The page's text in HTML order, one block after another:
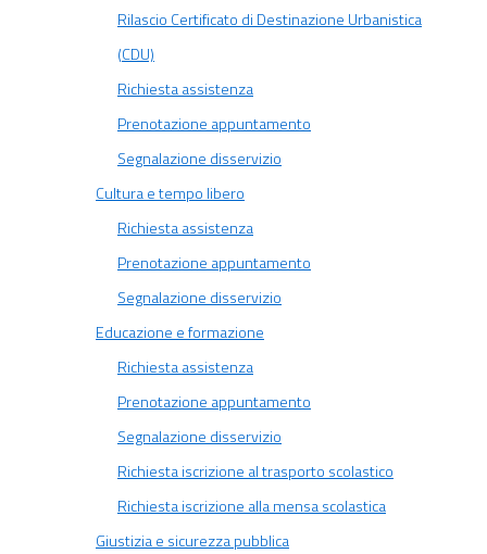
Rilascio Certificato di Destinazione Urbanistica
(CDU)
Richiesta assistenza
Prenotazione appuntamento
Segnalazione disservizio
Cultura e tempo libero
Richiesta assistenza
Prenotazione appuntamento
Segnalazione disservizio
Educazione e formazione
Richiesta assistenza
Prenotazione appuntamento
Segnalazione disservizio
Richiesta iscrizione al trasporto scolastico
Richiesta iscrizione alla mensa scolastica
Giustizia e sicurezza pubblica